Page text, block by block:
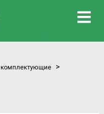
комплектующие >